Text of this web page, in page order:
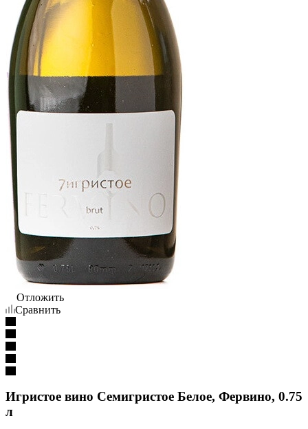
Отложить
Сравнить
Игристое вино Семигристое Белое, Фервино, 0.75
л